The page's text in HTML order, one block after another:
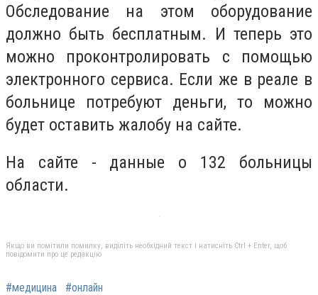
Обследование на этом оборудование
должно быть бесплатным. И теперь это
можно проконтролировать с помощью
электронного сервиса. Если же в реале в
больнице потребуют деньги, то можно
будет оставить жалобу на сайте.
На сайте - данные о 132 больницы
области.
Якщо ви помітили помилку, виділіть необхідний текст і натисніть Ctrl + Enter, щоб
повідомити про це редакцію
#медицина #онлайн